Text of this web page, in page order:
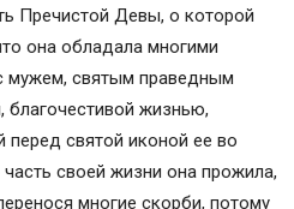
усопших 2017
Богородицы
Пречистой Девы, о которой
она обладала многими
мужем, святым праведным
жизнью,
перед святой иконой ее во
своей жизни она прожила,
многие скорби, потому